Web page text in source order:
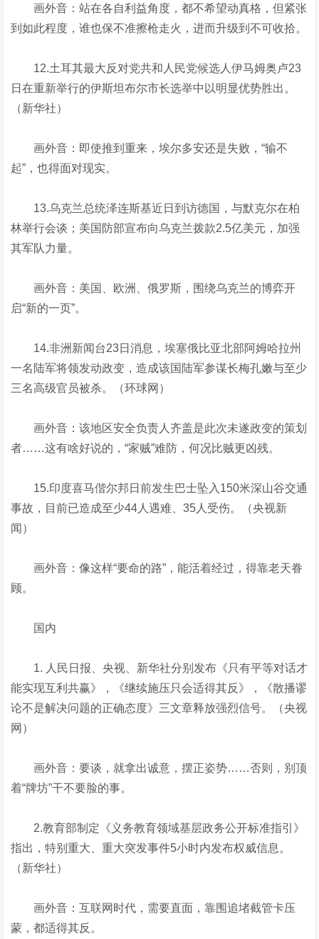
画外音：站在各自利益角度，都不希望动真格，但紧张
到如此程度，谁也保不准擦枪走火，进而升级到不可收拾。
12.土耳其最大反对党共和人民党候选人伊马姆奥卢23
日在重新举行的伊斯坦布尔市长选举中以明显优势胜出。
（新华社）
画外音：即使推到重来，埃尔多安还是失败，“输不
起”，也得面对现实。
13.乌克兰总统泽连斯基近日到访德国，与默克尔在柏
林举行会谈；美国防部宣布向乌克兰拨款2.5亿美元，加强
其军队力量。
画外音：美国、欧洲、俄罗斯，围绕乌克兰的博弈开
启“新的一页”。
14.非洲新闻台23日消息，埃塞俄比亚北部阿姆哈拉州
一名陆军将领发动政变，造成该国陆军参谋长梅孔嫩与至少
三名高级官员被杀。（环球网）
画外音：该地区安全负责人齐盖是此次未遂政变的策划
者……这有啥好说的，“家贼”难防，何况比贼更凶残。
15.印度喜马偕尔邦日前发生巴士坠入150米深山谷交通
事故，目前已造成至少44人遇难、35人受伤。（央视新
闻）
画外音：像这样“要命的路”，能活着经过，得靠老天眷
顾。
国内
1. 人民日报、央视、新华社分别发布《只有平等对话才
能实现互利共赢》，《继续施压只会适得其反》，《散播谬
论不是解决问题的正确态度》三文章释放强烈信号。（央视
网）
画外音：要谈，就拿出诚意，摆正姿势……否则，别顶
着“牌坊”干不要脸的事。
2.教育部制定《义务教育领域基层政务公开标准指引》
指出，特别重大、重大突发事件5小时内发布权威信息。
（新华社）
画外音：互联网时代，需要直面，靠围追堵截管卡压
蒙，都适得其反。